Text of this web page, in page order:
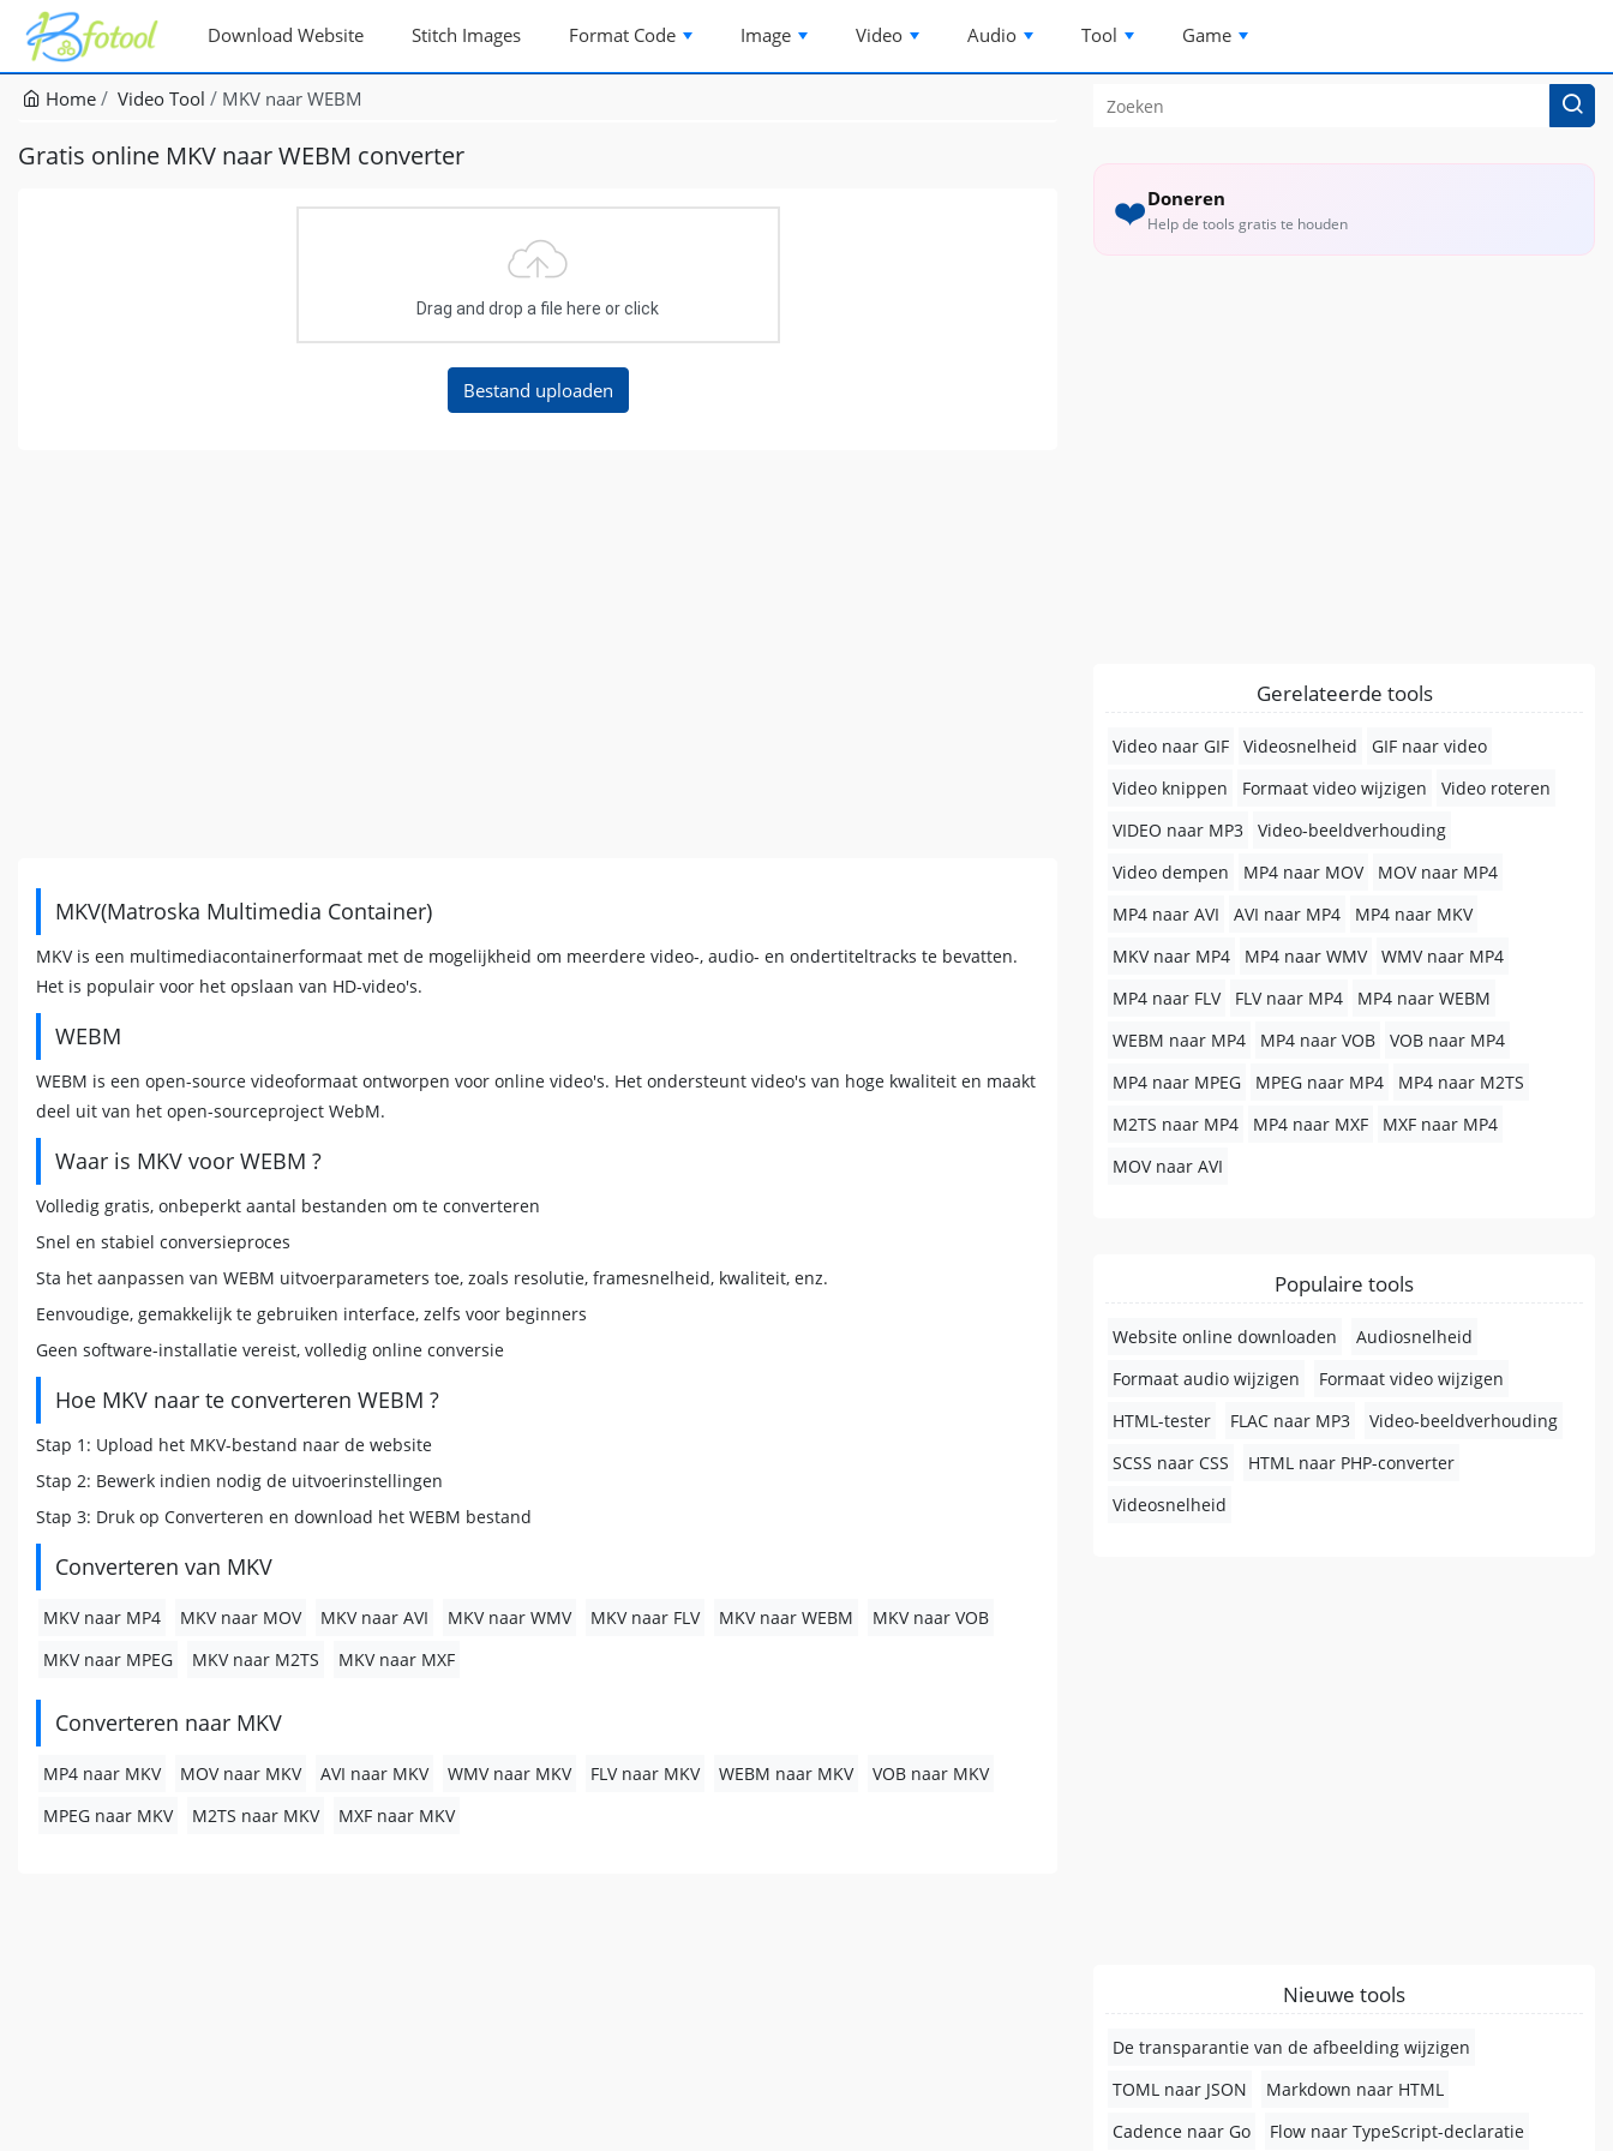
Download Website Stitch Images Format Code Image Video Audio Tool Game
Home Video Tool MKV naar WEBM
Gratis online MKV naar WEBM converter
Drag and drop a file here or click
MKV(Matroska Multimedia Container)
MKV is een multimediacontainerformaat met de mogelijkheid om meerdere video-, audio- en ondertiteltracks te bevatten.
Het is populair voor het opslaan van HD-video's.
WEBM
WEBM is een open-source videoformaat ontworpen voor online video's. Het ondersteunt video's van hoge kwaliteit en maakt
deel uit van het open-sourceproject WebM.
Waar is MKV voor WEBM ?
Volledig gratis, onbeperkt aantal bestanden om te converteren
Snel en stabiel conversieproces
Sta het aanpassen van WEBM uitvoerparameters toe, zoals resolutie, framesnelheid, kwaliteit, enz.
Eenvoudige, gemakkelijk te gebruiken interface, zelfs voor beginners
Geen software-installatie vereist, volledig online conversie
Hoe MKV naar te converteren WEBM ?
Stap 1: Upload het MKV-bestand naar de website
Stap 2: Bewerk indien nodig de uitvoerinstellingen
Stap 3: Druk op Converteren en download het WEBM bestand
Converteren van MKV
MKV naar MP4 MKV naar MOV MKV naar AVI MKV naar WMV MKV naar FLV MKV naar WEBM
MKV naar VOB
MKV naar MPEG
MKV naar M2TS MKV naar MXF
Converteren naar MKV
MP4 naar MKV MOV naar MKV AVI naar MKV WMV naar MKV FLV naar MKV WEBM naar MKV
VOB naar MKV
MPEG naar MKV
M2TS naar MKV MXF naar MKV
❤️Doneren
Help de tools gratis te houden
Gerelateerde tools
Video naar GIF Videosnelheid
GIF naar video
Video knippen
Formaat video wijzigen
Video roteren
VIDEO naar MP3
Video-beeldverhouding
Video dempen
MP4 naar MOV
MOV naar MP4
MP4 naar AVI
AVI naar MP4
MP4 naar MKV
MKV naar MP4
MP4 naar WMV
WMV naar MP4
MP4 naar FLV
FLV naar MP4
MP4 naar WEBM
WEBM naar MP4
MP4 naar VOB
VOB naar MP4
MP4 naar MPEG
MPEG naar MP4
MP4 naar M2TS
M2TS naar MP4
MP4 naar MXF
MXF naar MP4
MOV naar AVI
Populaire tools
Website online downloaden
Audiosnelheid
Formaat audio wijzigen
Formaat video wijzigen
HTML-tester
FLAC naar MP3
Video-beeldverhouding
SCSS naar CSS
HTML naar PHP-converter
Videosnelheid
Nieuwe tools
De transparantie van de afbeelding wijzigen
TOML naar JSON
Markdown naar HTML
Cadence naar Go
Flow naar TypeScript-declaratie